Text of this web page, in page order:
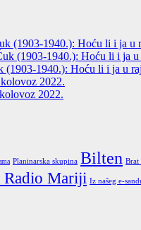
(1903-1940.): Hoću li i ja u
(1903-1940.): Hoću li i ja u
(1903-1940.): Hoću li i ja u
2022.
2022.
Planinarska skupina Bilten Brat
Radio Mariji Iz našeg e-